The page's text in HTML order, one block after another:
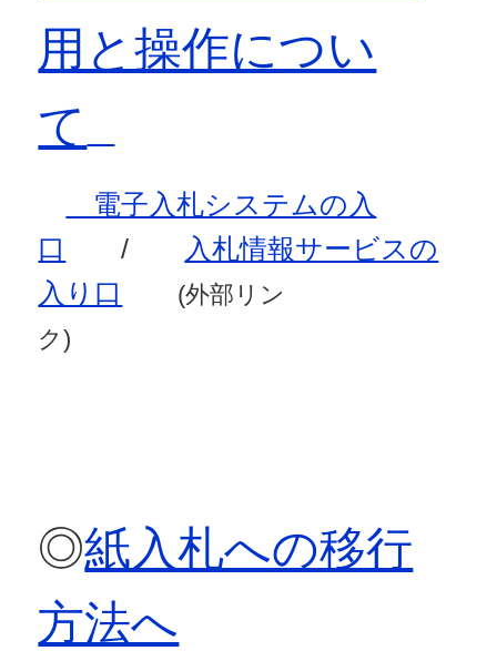
用と操作につい
て
電子入札システムの入
口
/
入札情報サービスの
入り口
(外部リン
ク)
◎紙入札への移行
方法へ